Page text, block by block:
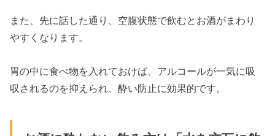
また、先に話した通り、空腹状態で飲むとお酒がまわり
やすくなります。
胃の中に食べ物を入れておけば、アルコールが一気に吸
収されるのを抑えられ、酔い防止に効果的です。